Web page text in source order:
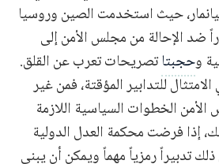
حيث استخدمت الصين وروسيا
ضد الإحالة من مجلس الأمن إلى
وحجبتاتصريحات تعرب عن القلق.
للتدابير المؤقتة، فمن غير
الخطوات السياسية اللازمة
إذا فرضت محكمة العدل الدولية
تدبيراً رمزياً مهماً ويمكن أن يبني